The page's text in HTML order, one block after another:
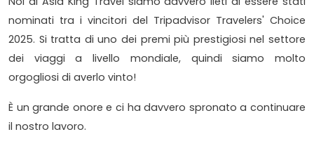
nominati tra i vincitori del Tripadvisor Travelers' Choice
2025. Si tratta di uno dei premi più prestigiosi nel settore
dei viaggi a livello mondiale, quindi siamo molto
orgogliosi di averlo vinto!
È un grande onore e ci ha davvero spronato a continuare
il nostro lavoro.